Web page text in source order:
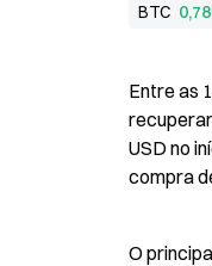
BTC
Entre as
USD no
compra
O